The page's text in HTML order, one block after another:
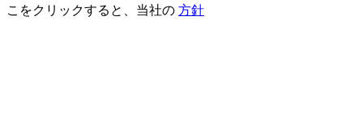
こをクリックすると、当社の 方針